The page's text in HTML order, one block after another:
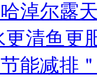
淖尔露
更清鱼更
能减排